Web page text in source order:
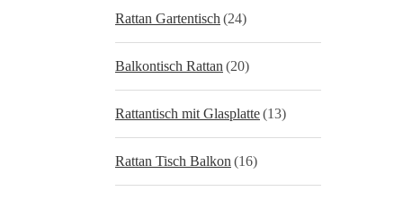
Rattan Gartentisch (24)
Balkontisch Rattan (20)
Rattantisch mit Glasplatte(13)
Rattan Tisch Balkon (16)